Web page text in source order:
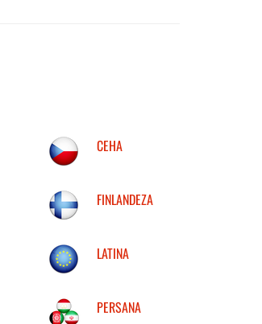
CEHA
FINLANDEZA
LATINA
PERSANA